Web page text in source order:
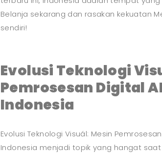
Belanja sekarang dan rasakan kekuatan
sendiri!
Evolusi Teknologi
Pemrosesan Digital
Indonesia
Evolusi Teknologi Visuál: Mesin
Indonesia menjadi topik yang hangat